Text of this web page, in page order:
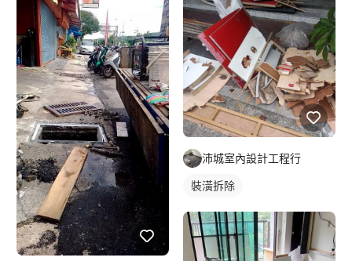
沛城室內設計工程行
裝潢拆除